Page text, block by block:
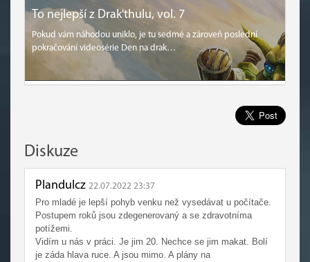
To nejlepší z Drak'thulu, vol. 7
Pokud vám náhodou uniklo, je tu sedmé a zároveň poslední
pokračování videosérie Den na drak…
Diskuze
Plandulcz 22.07.2022 23:37
Pro mladé je lepší pohyb venku než vysedávat u počítače.
Postupem roků jsou zdegenerovaný a se zdravotníma
potížemi.
Vidím u nás v práci. Je jim 20. Nechce se jim makat. Bolí
je záda hlava ruce. A jsou mimo. A plány na